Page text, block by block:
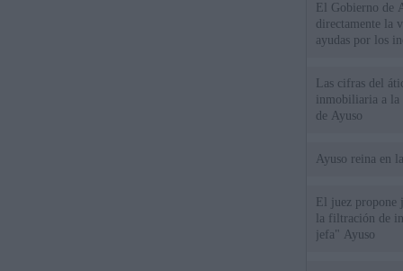
El Gobierno de
directamente la
ayudas por los
Las cifras del
inmobiliaria a la
de Ayuso
Ayuso reina en
El juez propone
la filtración de
jefa" Ayuso